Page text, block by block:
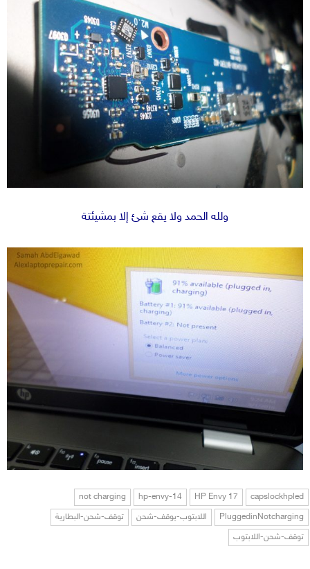
ولله الحمد ولا يقع شئ إلا بمشيئتة
capslockhpled
HP Envy 17
hp-envy-14
not charging
PluggedinNotcharging اللابتوب-يوقف-شحن توقف-شحن-البطارية
توقف-شحن-اللابتوب